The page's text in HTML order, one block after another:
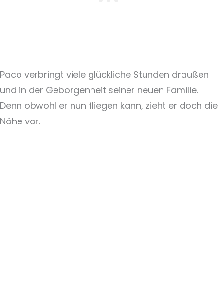
Paco verbringt viele glückliche Stunden draußen
und in der Geborgenheit seiner neuen Familie.
Denn obwohl er nun fliegen kann, zieht er doch die
Nähe vor.